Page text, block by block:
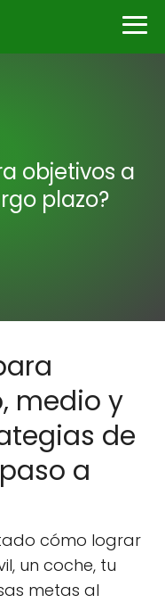
objetivos a
plazo?
medio y
de
a
cómo lograr
un coche, tu
metas al